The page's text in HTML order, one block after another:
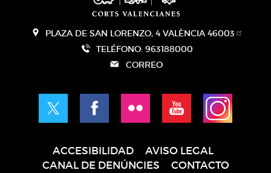
PLAZA DE SAN LORENZO, 4 VALÈNCIA 46003
TELÉFONO: 963188000
CORREO
ACCESIBILIDAD
AVISO LEGAL
CANAL DE DENÚNCIES
CONTACTO